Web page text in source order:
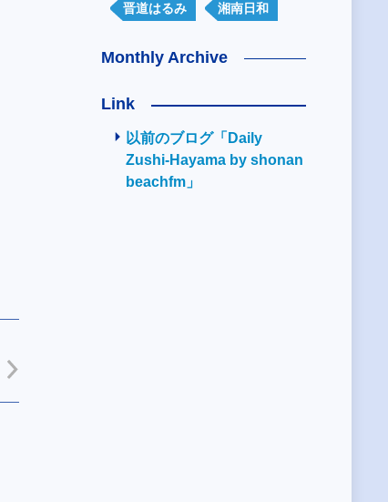
晋道はるみ 湘南日和
Monthly Archive
Link
以前のブログ「Daily
Zushi-Hayama by shonan
beachfm」